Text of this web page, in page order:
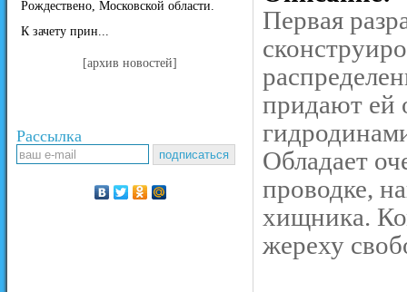
Рождествено, Московской области.
К зачету прин...
[архив новостей]
Рассылка
Первая
придают ей
Обладает
проводке,
хищника.
жереху